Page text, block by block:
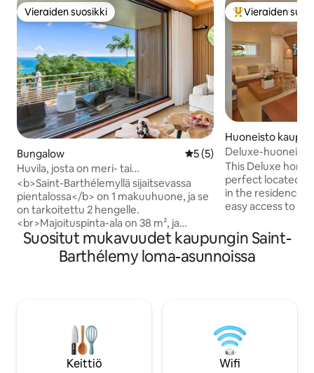
Vieraiden suosikki
Vieraiden suosikki
Bungalow Keskimääräinen arvio 5/5,
5 (5)
Huvila, josta on meri- tai
valtamerinäkymä ja jossa on oma
pulahdusallas
<b>Saint-Barthélemyllä sijaitsevassa
pientalossa</b> on 1 makuuhuone, ja se
on tarkoitettu 2 hengelle.
<br>Majoituspinta-ala on 38 m², ja
talosta on näkymät rantaviivalle ja
puutarhaan. <br>Majoituspaikka on
varustettu seuraavilla asioilla: puutarha,
yksityinen uima-allas, lämmitettävä
yksityinen uima-allas, ulkopysäköinti
samassa rakennuksessa, 1 sähköinen
hyttysen torjuntalaite ja 2 televisiota.
Vieraiden
Vieraiden
Huoneisto
Deluxe-huoneisto
This Deluxe
perfect located in
in the residence
easy access to all
Guerite,
Hoteliin. Kauppojen, baarien ja
ravintoloiden
pysäköintipaikkaa
Suositut mukavuudet kaupungin Saint-
Barthélemy loma-asunnoissa
Keittiö Wifi